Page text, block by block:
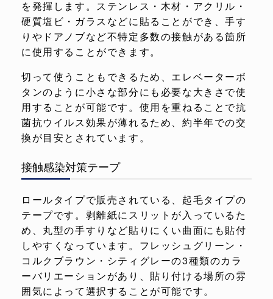
を発揮します。ステンレス・木材・アクリル・
硬質塩ビ・ガラスなどに貼ることができ、手す
りやドアノブなど不特定多数の接触がある箇所
に使用することができます。
切って使うこともできるため、エレベーターボ
タンのように小さな部分にも必要な大きさで使
用することが可能です。使用を重ねることで抗
菌抗ウイルス効果が薄れるため、約半年での交
換が目安とされています。
接触感染対策テープ
ロールタイプで販売されている、起毛タイプの
テープです。剥離紙にスリットが入っているた
め、丸型の手すりなど貼りにくい曲面にも貼付
しやすくなっています。フレッシュグリーン・
コルクブラウン・シティグレーの3種類のカラ
ーバリエーションがあり、貼り付ける場所の雰
囲気によって選択することが可能です。